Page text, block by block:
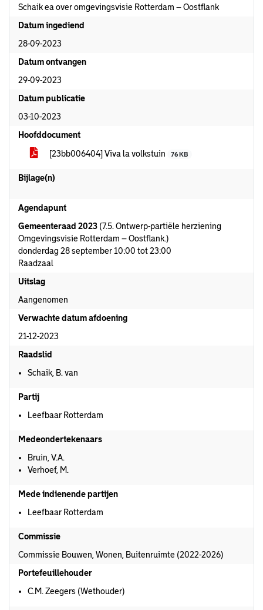
Schaik ea over omgevingsvisie Rotterdam – Oostflank
Datum ingediend
28-09-2023
Datum ontvangen
29-09-2023
Datum publicatie
03-10-2023
Hoofddocument
[23bb006404] Viva la volkstuin
76 KB
Bijlage(n)
Agendapunt
Gemeenteraad 2023 (7.5. Ontwerp-partiële herziening
Omgevingsvisie Rotterdam – Oostflank.)
donderdag 28 september 10:00 tot 23:00
Raadzaal
Uitslag
Aangenomen
Verwachte datum afdoening
21-12-2023
Raadslid
Schaik, B. van
Partij
Leefbaar Rotterdam
Medeondertekenaars
Bruin, V.A.
Verhoef, M.
Mede indienende partijen
Leefbaar Rotterdam
Commissie
Commissie Bouwen, Wonen, Buitenruimte (2022-2026)
Portefeuillehouder
C.M. Zeegers (Wethouder)